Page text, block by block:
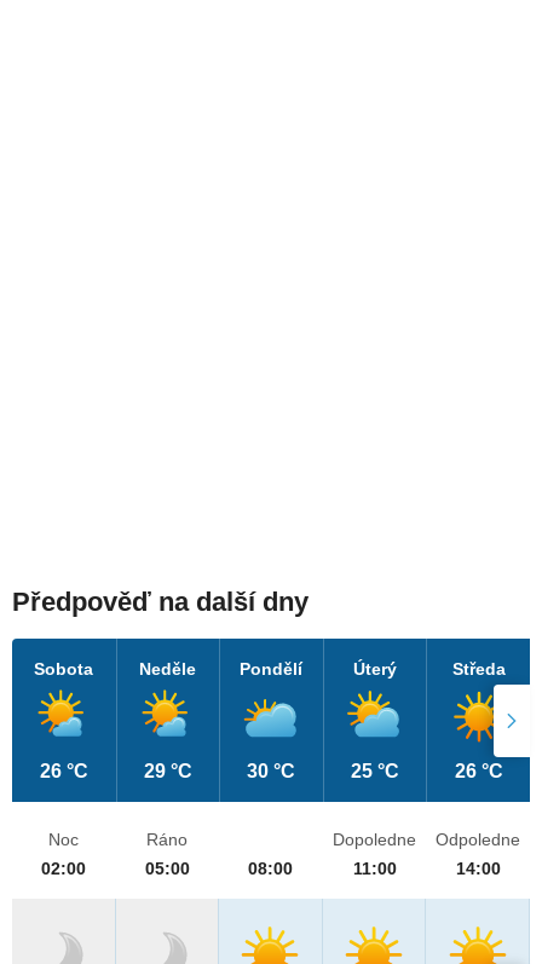
Předpověď na další dny
Sobota
26 °C
Neděle
29 °C
Pondělí
30 °C
Úterý
25 °C
Středa
26 °C
Noc
02:00
Ráno
05:00
08:00
Dopoledne
11:00
Odpoledne
14:00